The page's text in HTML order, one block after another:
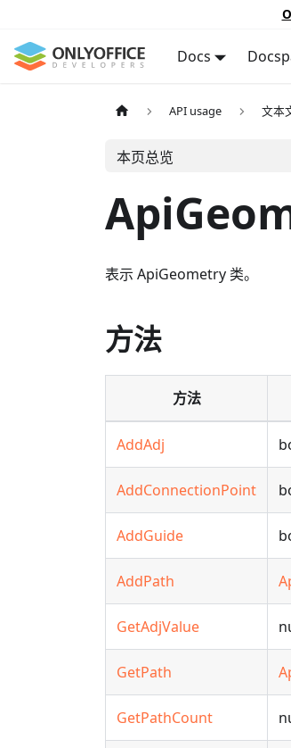
Docs
API usage 文本
本页总览
表示 ApiGeometry 类。
方法
方法
AddAdj
AddConnectionPoint
AddGuide
AddPath
GetAdjValue
GetPath
GetPathCount